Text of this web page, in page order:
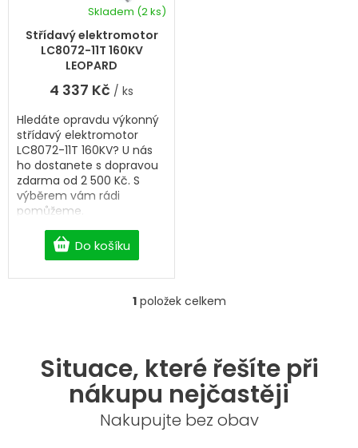
Střídavý elektromotor
LC8072-11T 160KV
LEOPARD
Skladem (2 ks)
4 337 Kč / ks
Do košíku
Hledáte opravdu výkonný
střídavý elektromotor
LC8072-11T 160KV? U nás
ho dostanete s dopravou
zdarma od 2 500 Kč. S
výběrem vám rádi
pomůžeme.
O
d
a
c
í
p
1položek celkem
Situace, které řešíte při
nákupu nejčastěji
Nakupujte bez obav